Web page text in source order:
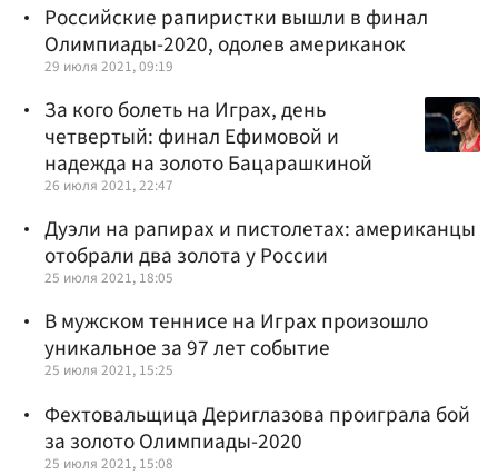
Российские рапиристки вышли в финал
Олимпиады-2020, одолев американок
29 июля 2021, 09:19
За кого болеть на Играх, день
четвертый: финал Ефимовой и
надежда на золото Бацарашкиной
26 июля 2021, 22:47
Дуэли на рапирах и пистолетах: американцы
отобрали два золота у России
25 июля 2021, 18:05
В мужском теннисе на Играх произошло
уникальное за 97 лет событие
25 июля 2021, 15:25
Фехтовальщица Дериглазова проиграла бой
за золото Олимпиады-2020
25 июля 2021, 15:08